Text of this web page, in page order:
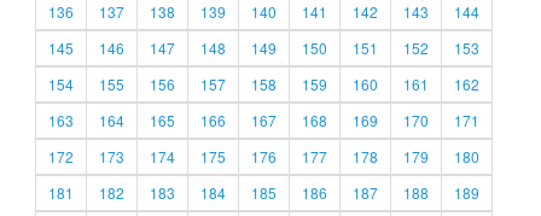
136
137 138 139 140 141 142 143
144
145
146 147 148 149 150 151 152
153
154
155 156 157 158 159 160 161
162
163
164 165 166 167 168 169 170
171
172
173 174 175 176 177 178 179
180
181
182 183 184 185 186 187 188
189